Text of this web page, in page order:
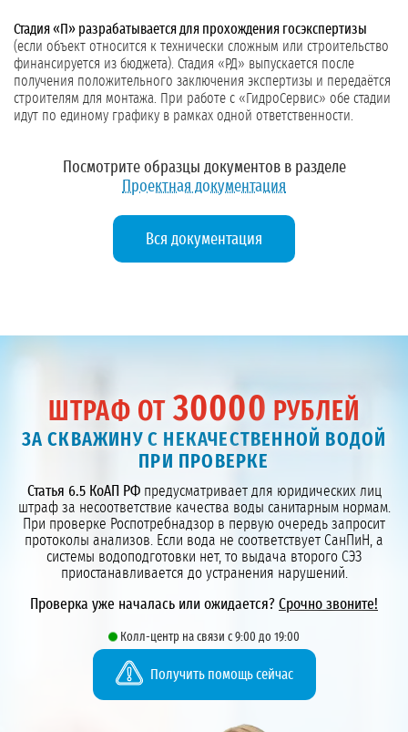
Стадия «П» разрабатывается для прохождения госэкспертизы
(если объект относится к технически сложным или строительство
финансируется из бюджета). Стадия «РД» выпускается после
получения положительного заключения экспертизы и передаётся
строителям для монтажа. При работе с «ГидроСервис» обе стадии
идут по единому графику в рамках одной ответственности.
Посмотрите образцы документов в разделе
Проектная документация
Вся документация
ШТРАФ ОТ 30000 РУБЛЕЙ
ЗА СКВАЖИНУ С НЕКАЧЕСТВЕННОЙ ВОДОЙ
ПРИ ПРОВЕРКЕ
Статья 6.5 КоАП РФпредусматривает для юридических лиц
штраф за несоответствие качества воды санитарным нормам.
При проверке Роспотребнадзор в первую очередь запросит
протоколы анализов. Если вода не соответствует СанПиН, а
системы водоподготовки нет, то выдача второго СЭЗ
приостанавливается до устранения нарушений.
Проверка уже началась или ожидается? Срочно звоните!
Колл-центр на связи с 9:00 до 19:00
Получить помощь сейчас